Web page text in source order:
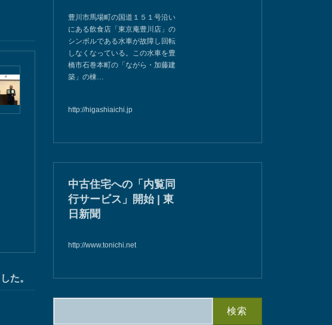
た。
豊川市馬場町の国道１５１号沿い
にある飲食店「東京庵豊川店」の
シンボルである水車が故障し回転
しなくなっている。この水車を豊
橋市石巻本町の「ながら・加藤建
築」の棟…
http://higashiaichi.jp
中古住宅への「内覧同
行サービス」開始 | 東
日新聞
http://www.tonichi.net